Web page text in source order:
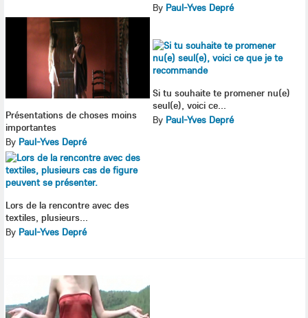
By Paul-Yves Depré
Présentations de choses moins
importantes
By Paul-Yves Depré
Si tu souhaite te promener nu(e)
seul(e), voici ce...
By Paul-Yves Depré
Lors de la rencontre avec des
textiles, plusieurs...
By Paul-Yves Depré